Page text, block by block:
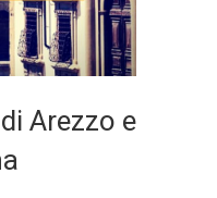
Arezzo e